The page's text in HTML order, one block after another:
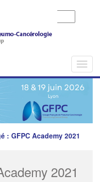
passe
: GFPC Academy 2021
2021